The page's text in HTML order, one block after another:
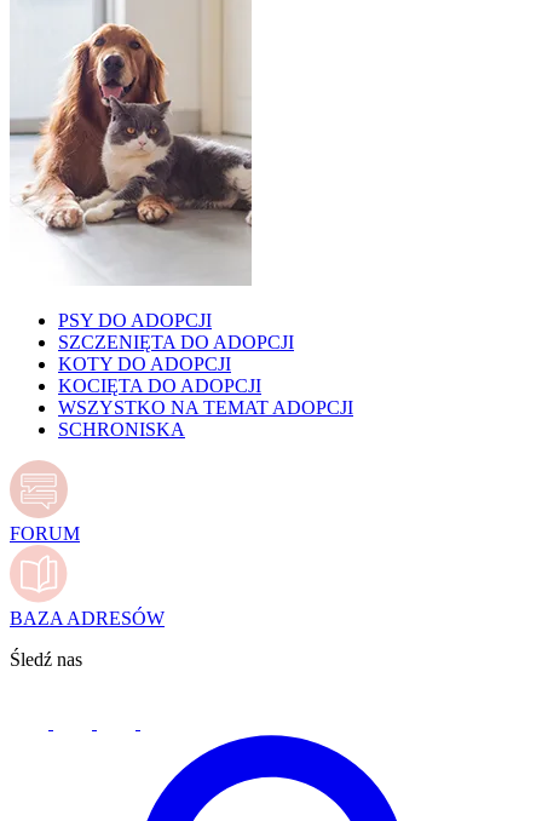
PSY DO ADOPCJI
SZCZENIĘTA DO ADOPCJI
KOTY DO ADOPCJI
KOCIĘTA DO ADOPCJI
WSZYSTKO NA TEMAT ADOPCJI
SCHRONISKA
FORUM
BAZA ADRESÓW
Śledź nas